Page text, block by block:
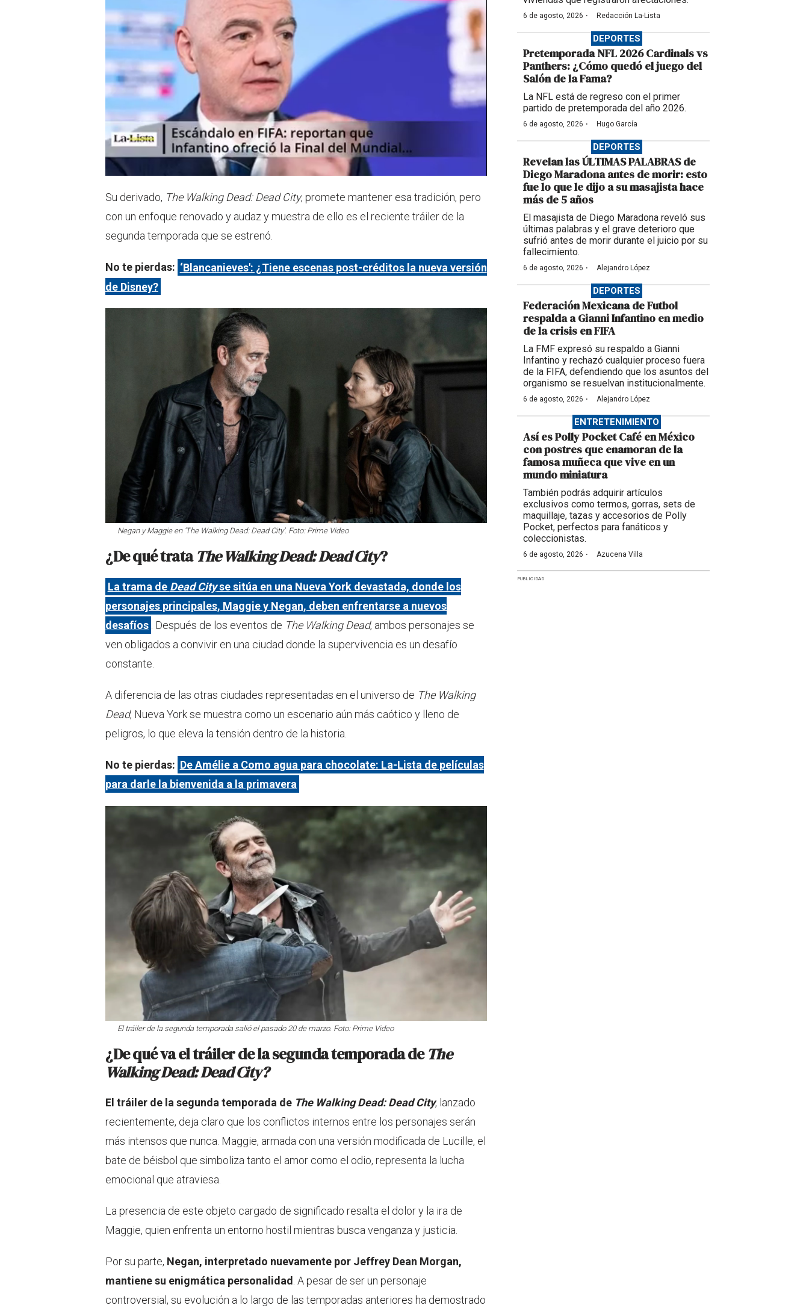
Su derivado, The Walking Dead: Dead City, promete mantener esa tradición, pero
con un enfoque renovado y audaz y muestra de ello es el reciente tráiler de la
segunda temporada que se estrenó.
No te pierdas: ‘Blancanieves': ¿Tiene escenas post-créditos la nueva versión
de Disney?
Negan y Maggie en ‘The Walking Dead: Dead City’. Foto: Prime Video
¿De qué trataThe Walking Dead: Dead City?
La trama de Dead Cityse sitúa en una Nueva York devastada, donde los
personajes principales, Maggie y Negan, deben enfrentarse a nuevos
desafíos . Después de los eventos de The Walking Dead, ambos personajes se
ven obligados a convivir en una ciudad donde la supervivencia es un desafío
constante.
A diferencia de las otras ciudades representadas en el universo de The Walking
Dead, Nueva York se muestra como un escenario aún más caótico y lleno de
peligros, lo que eleva la tensión dentro de la historia.
No te pierdas: De Amélie a Como agua para chocolate: La-Lista de películas
para darle la bienvenida a la primavera
El tráiler de la segunda temporada salió el pasado 20 de marzo. Foto: Prime Video
¿De qué va el tráiler de la segunda temporada deThe
Walking Dead: Dead City?
El tráiler de la segunda temporada de The Walking Dead: Dead City, lanzado
recientemente, deja claro que los conflictos internos entre los personajes serán
más intensos que nunca. Maggie, armada con una versión modificada de Lucille, el
bate de béisbol que simboliza tanto el amor como el odio, representa la lucha
emocional que atraviesa.
La presencia de este objeto cargado de significado resalta el dolor y la ira de
Maggie, quien enfrenta un entorno hostil mientras busca venganza y justicia.
Por su parte, Negan, interpretado nuevamente por Jeffrey Dean Morgan,
mantiene su enigmática personalidad . A pesar de ser un personaje
controversial, su evolución a lo largo de las temporadas anteriores ha demostrado
6 de agosto, 2026 · Redacción La-Lista
DEPORTES
Pretemporada NFL 2026 Cardinals vs
Panthers: ¿Cómo quedó el juego del
Salón de la Fama?
La NFL está de regreso con el primer
partido de pretemporada del año 2026.
6 de agosto, 2026 · Hugo García
DEPORTES
Revelan las ÚLTIMAS PALABRAS de
Diego Maradona antes de morir: esto
fue lo que le dijo a su masajista hace
más de 5 años
El masajista de Diego Maradona reveló sus
últimas palabras y el grave deterioro que
sufrió antes de morir durante el juicio por su
fallecimiento.
6 de agosto, 2026 · Alejandro López
DEPORTES
Federación Mexicana de Futbol
respalda a Gianni Infantino en medio
de la crisis en FIFA
La FMF expresó su respaldo a Gianni
Infantino y rechazó cualquier proceso fuera
de la FIFA, defendiendo que los asuntos del
organismo se resuelvan institucionalmente.
6 de agosto, 2026 · Alejandro López
ENTRETENIMIENTO
Así es Polly Pocket Café en México
con postres que enamoran de la
famosa muñeca que vive en un
mundo miniatura
También podrás adquirir artículos
exclusivos como termos, gorras, sets de
maquillaje, tazas y accesorios de Polly
Pocket, perfectos para fanáticos y
coleccionistas.
6 de agosto, 2026 · Azucena Villa
PUBLICIDAD